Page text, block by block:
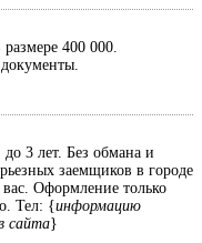
400 000.
3 лет. Без обмана и
заемщиков в городе
вас. Оформление только
Тел: {информацию
сайта}